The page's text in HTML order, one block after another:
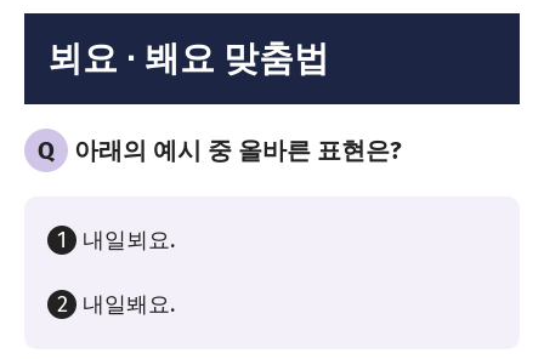
뵈요 ∙ 봬요 맞춤법
Q 아래의 예시 중 올바른 표현은?
1 내일뵈요.
2 내일봬요.